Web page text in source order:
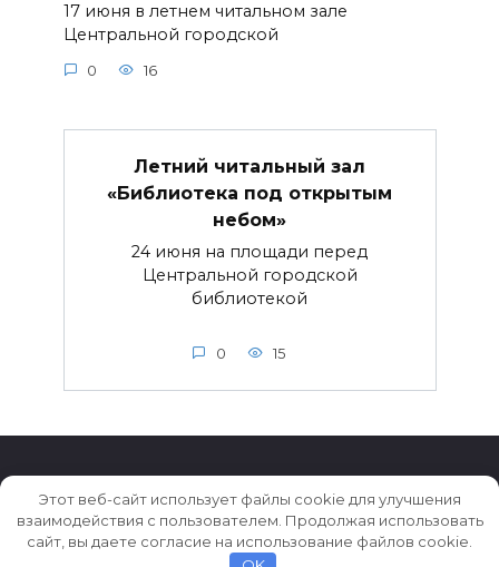
17 июня в летнем читальном зале
Центральной городской
0 16
Летний читальный зал
«Библиотека под открытым
небом»
24 июня на площади перед
Центральной городской
библиотекой
0 15
© 2026 Истории ★ Новости ★ Факты ★ Очерки
Этот веб-сайт использует файлы cookie для улучшения
взаимодействия с пользователем. Продолжая использовать
сайт, вы даете согласие на использование файлов cookie.